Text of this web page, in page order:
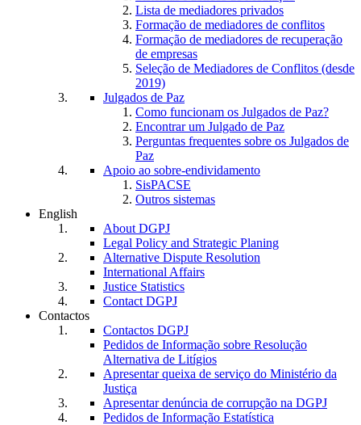
Lista de mediadores privados
Formação de mediadores de conflitos
Formação de mediadores de recuperação
de empresas
Seleção de Mediadores de Conflitos (desde
2019)
Julgados de Paz
Como funcionam os Julgados de Paz?
Encontrar um Julgado de Paz
Perguntas frequentes sobre os Julgados de
Paz
Apoio ao sobre-endividamento
SisPACSE
Outros sistemas
English
About DGPJ
Legal Policy and Strategic Planing
Alternative Dispute Resolution
International Affairs
Justice Statistics
Contact DGPJ
Contactos
Contactos DGPJ
Pedidos de Informação sobre Resolução
Alternativa de Litígios
Apresentar queixa de serviço do Ministério da
Justiça
Apresentar denúncia de corrupção na DGPJ
Pedidos de Informação Estatística